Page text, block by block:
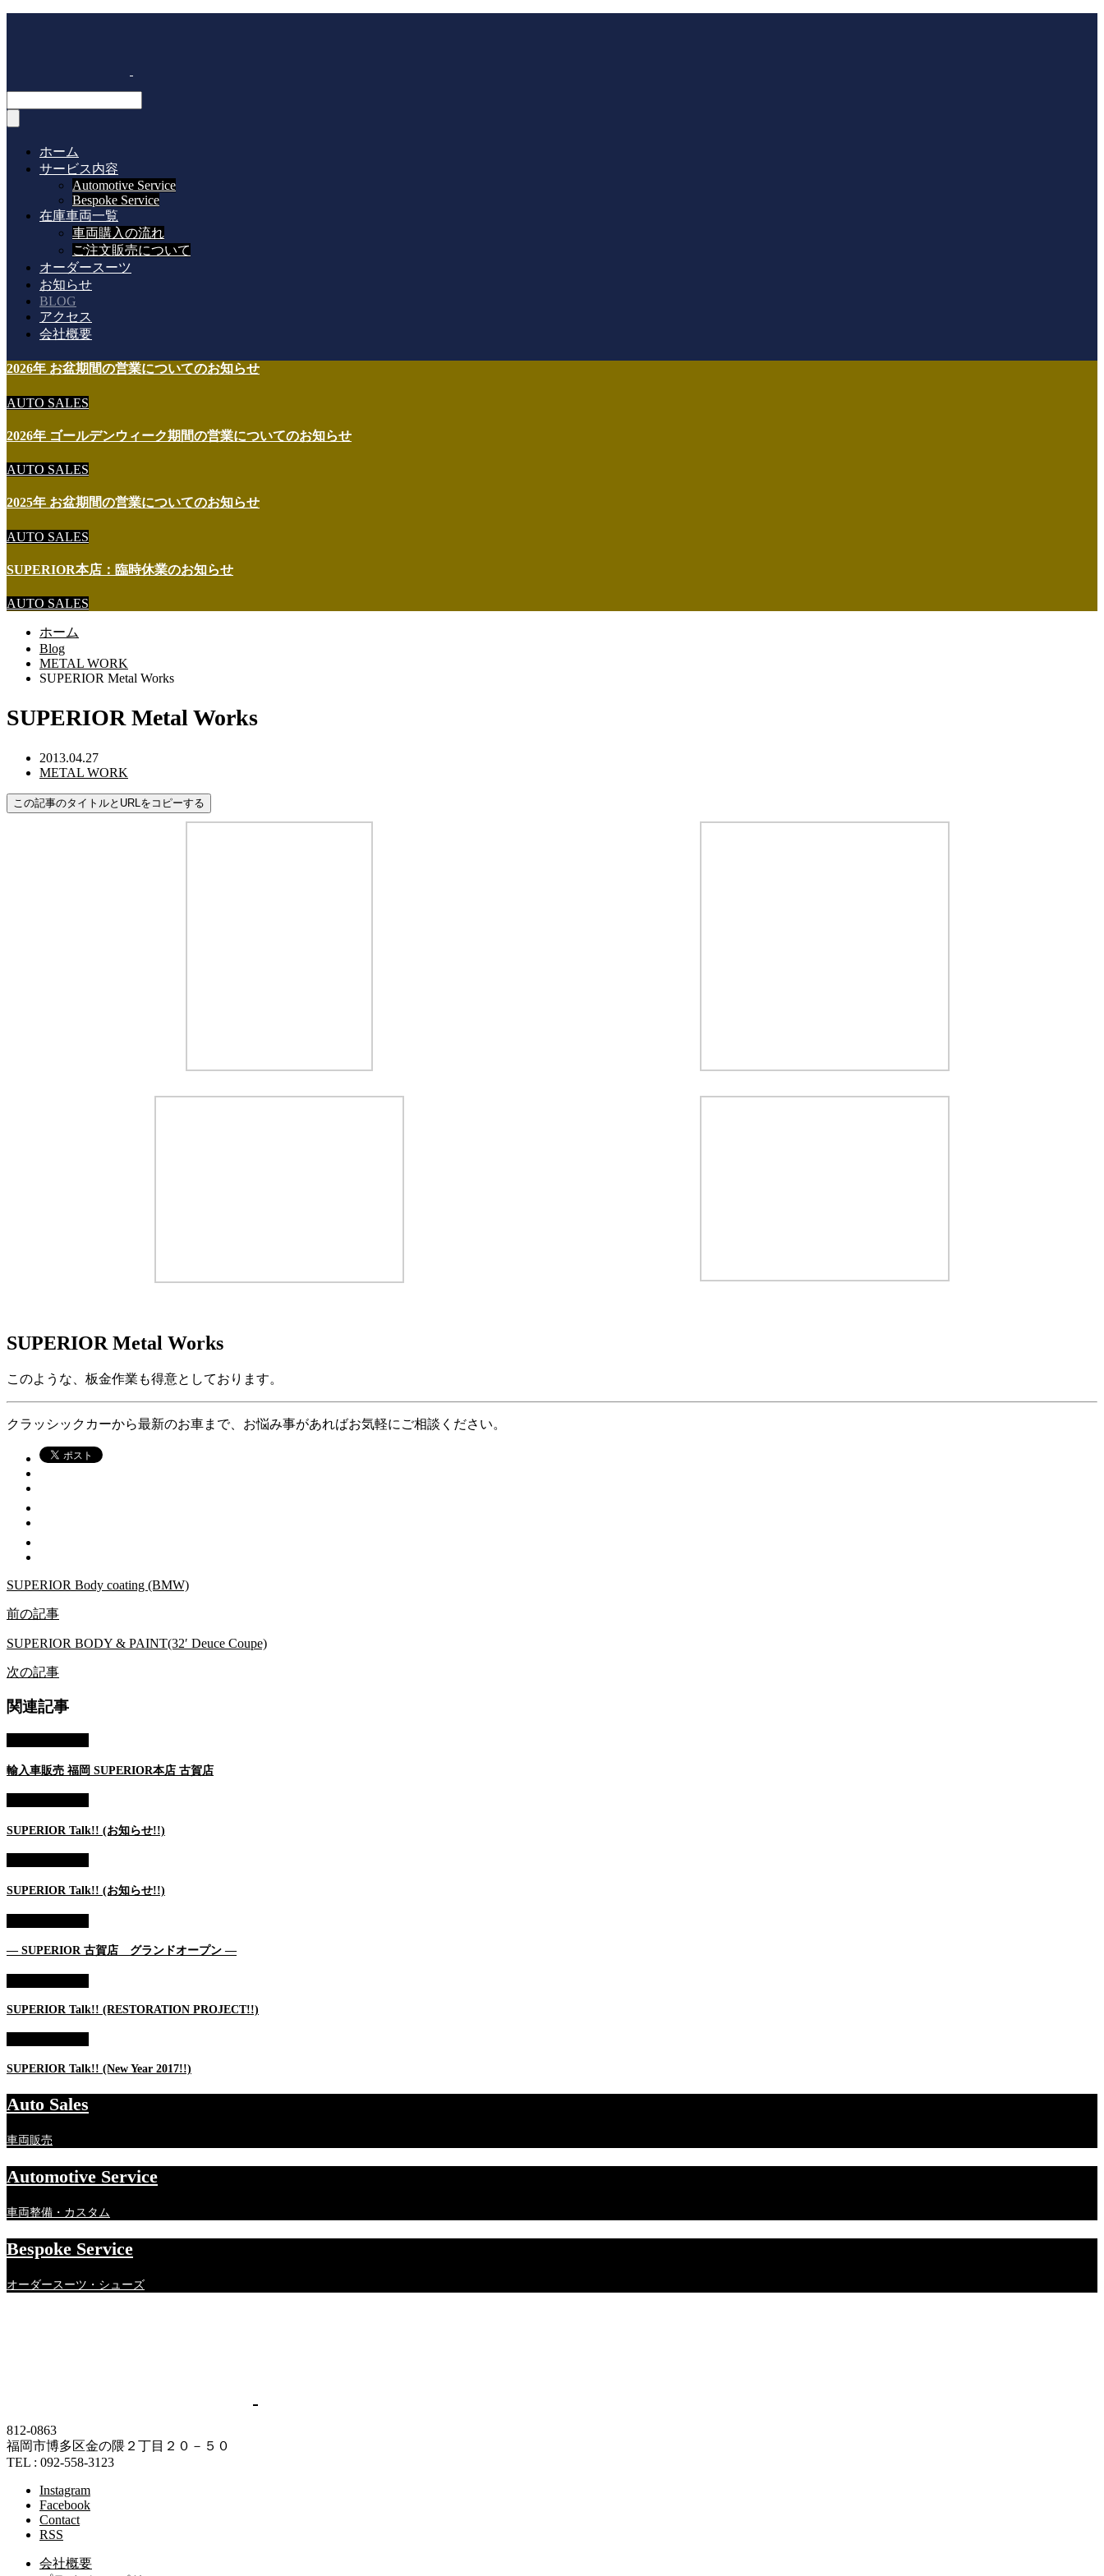
ホーム
サービス内容
Automotive Service
Bespoke Service
在庫車両一覧
車両購入の流れ
ご注文販売について
オーダースーツ
お知らせ
BLOG
アクセス
会社概要
2026年 お盆期間の営業についてのお知らせ
AUTO SALES
2026年 ゴールデンウィーク期間の営業についてのお知らせ
AUTO SALES
2025年 お盆期間の営業についてのお知らせ
AUTO SALES
SUPERIOR本店：臨時休業のお知らせ
AUTO SALES
ホーム
Blog
METAL WORK
SUPERIOR Metal Works
SUPERIOR Metal Works
2013.04.27
METAL WORK
この記事のタイトルとURLをコピーする
SUPERIOR Metal Works
このような、板金作業も得意としております。
クラッシックカーから最新のお車まで、お悩み事があればお気軽にご相談ください。
SUPERIOR Body coating (BMW)
前の記事
SUPERIOR BODY & PAINT(32′ Deuce Coupe)
次の記事
関連記事
輸入車販売 福岡 SUPERIOR本店 古賀店
SUPERIOR Talk!! (お知らせ!!)
SUPERIOR Talk!! (お知らせ!!)
— SUPERIOR 古賀店 グランドオープン —
SUPERIOR Talk!! (RESTORATION PROJECT!!)
SUPERIOR Talk!! (New Year 2017!!)
Auto Sales
車両販売
Automotive Service
車両整備・カスタム
Bespoke Service
オーダースーツ・シューズ
812-0863
福岡市博多区金の隈２丁目２０－５０
TEL : 092-558-3123
Instagram
Facebook
Contact
RSS
会社概要